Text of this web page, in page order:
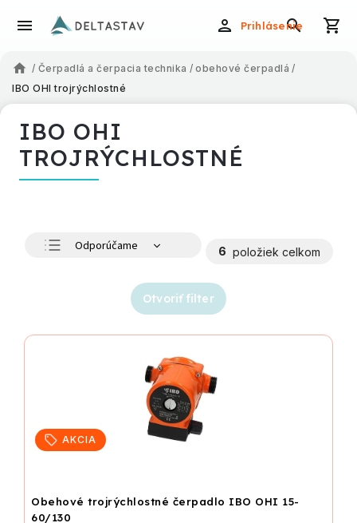
Prihlásenie
/ Čerpadlá a čerpacia technika / obehové čerpadlá /
IBO OHI trojrýchlostné
IBO OHI
TROJRÝCHLOSTNÉ
Odporúčame
6 položiek celkom
Otvoriť filter
AKCIA
Obehové trojrýchlostné čerpadlo IBO OHI 15-
60/130